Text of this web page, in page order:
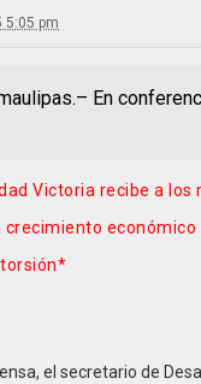
5:05 pm
En
Victoria recibe a
el secretario de